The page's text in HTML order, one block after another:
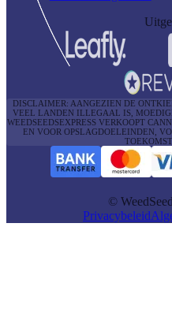
DISCLAIMER: AANGEZIEN DE
VEEL LANDEN ILLEGAAL IS,
WEEDSEEDSEXPRESS VERKOOPT
EN VOOR OPSLAGDOELEINDEN,
©
Privacybeleid